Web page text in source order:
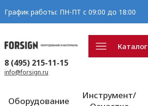
График работы: ПН-ПТ с 09:00 до 18:00
Каталог
8 (495) 215-11-15
info@forsign.ru
Оборудование
Инструмент/